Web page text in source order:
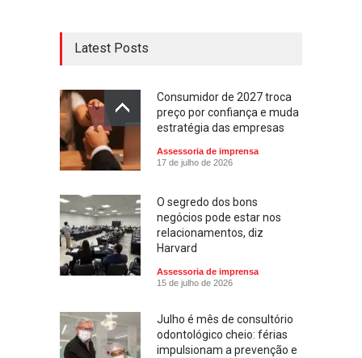
Latest Posts
Consumidor de 2027 troca
preço por confiança e muda
estratégia das empresas
Assessoria de imprensa
17 de julho de 2026
O segredo dos bons
negócios pode estar nos
relacionamentos, diz
Harvard
Assessoria de imprensa
15 de julho de 2026
Julho é mês de consultório
odontológico cheio: férias
impulsionam a prevenção e